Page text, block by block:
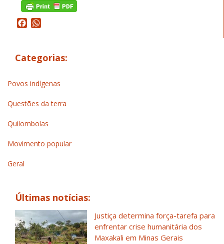
Facebook
Categorias:
Povos indígenas
Questões da terra
Quilombolas
Movimento popular
Geral
Últimas notícias:
Justiça determina força-tarefa para
enfrentar crise humanitária dos
Maxakali em Minas Gerais